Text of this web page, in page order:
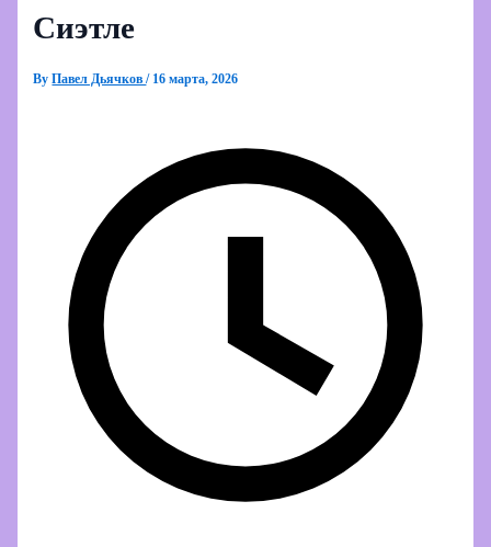
Сиэтле
ByПавел Дьячков/ 16 марта, 2026